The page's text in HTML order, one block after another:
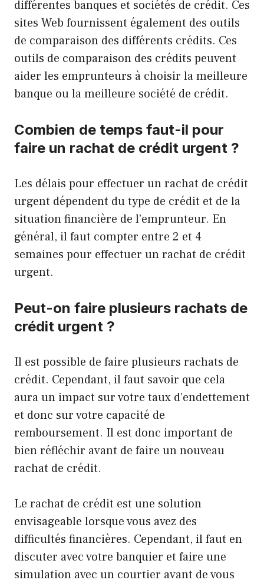
différentes banques et sociétés de crédit. Ces
sites Web fournissent également des outils
de comparaison des différents crédits. Ces
outils de comparaison des crédits peuvent
aider les emprunteurs à choisir la meilleure
banque ou la meilleure société de crédit.
Combien de temps faut-il pour
faire un rachat de crédit urgent ?
Les délais pour effectuer un rachat de crédit
urgent dépendent du type de crédit et de la
situation financière de l’emprunteur. En
général, il faut compter entre 2 et 4
semaines pour effectuer un rachat de crédit
urgent.
Peut-on faire plusieurs rachats de
crédit urgent ?
Il est possible de faire plusieurs rachats de
crédit. Cependant, il faut savoir que cela
aura un impact sur votre taux d’endettement
et donc sur votre capacité de
remboursement. Il est donc important de
bien réfléchir avant de faire un nouveau
rachat de crédit.
Le rachat de crédit est une solution
envisageable lorsque vous avez des
difficultés financières. Cependant, il faut en
discuter avec votre banquier et faire une
simulation avec un courtier avant de vous